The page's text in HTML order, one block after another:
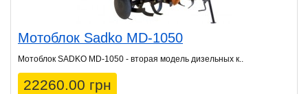
Мотоблок Sadko MD-1050
Мотоблок SADKO MD-1050 - вторая модель дизельных к..
22260.00 грн